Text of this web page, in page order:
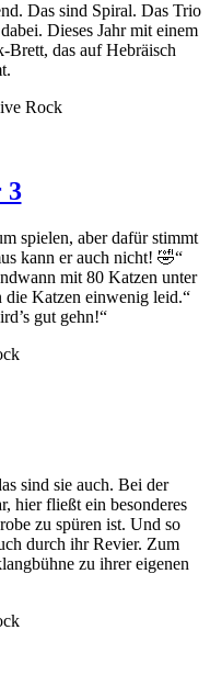
Das sind Spiral. Das Trio
Dieses Jahr mit einem
Brett, das auf Hebräisch
Rock
3
spielen, aber dafür stimmt
kann er auch nicht! 🤣“
mit 80 Katzen unter
Katzen einwenig leid.“
gut gehn!“
sind sie auch. Bei der
hier fließt ein besonderes
zu spüren ist. Und so
durch ihr Revier. Zum
zu ihrer eigenen